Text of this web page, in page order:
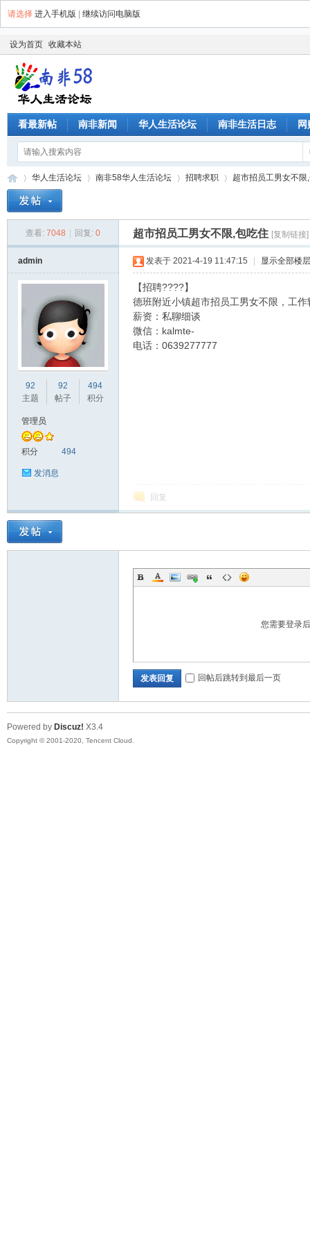
请选择 进入手机版 继续访问电脑版
设为首页 收藏本站
看最新帖 南非新闻 华人生活论坛 南非生活日志 网
58
华人生活论坛
›
南非58华人生活论坛
›
招聘求职
›
超市招员工男女不限
查看: 7048 回复: 0 超市招员工男女不限,包吃住 [复制链接]
admin
92
主题
92
帖子
494
积分
管理员
积分 494
发消息
发表于 2021-4-19 11:47:15 显示全部楼层
【招聘????】
德班附近小镇超市招员工男女不限，工
薪资：私聊细谈
微信：kalmte-
电话：0639277777
回复
您需要登录
发表回复 回帖后跳转到最后一页
Powered by Discuz! X3.4
Copyright © 2001-2020, Tencent Cloud.